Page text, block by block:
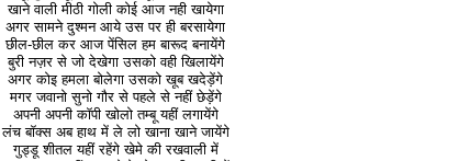
खाने वाली मीठी गोली कोई आज नही खायेगा
अगर सामने दुश्मन आये उस पर ही बरसायेगा
छील-छील कर आज पेंसिल हम बारूद बनायेंगे
बुरी नज़र से जो देखेगा उसको वही खिलायेंगे
अगर कोइ हमला बोलेगा उसको खूब खदेड़ेंगे
मगर जवानो सुनो गौर से पहले से नहीं छेड़ेंगे
अपनी अपनी कॉपी खोलो तम्बू यहीं लगायेंगे
लंच बॉक्स अब हाथ में ले लो खाना खाने जायेंगे
गुड्डू शीतल यहीं रहेंगे खेमे की रखवाली में